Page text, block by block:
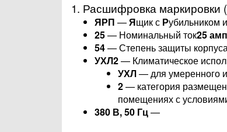
1. Расшифровка
ЯРП —Ящик с Рубильником и
25— Номинальный ток25
54— Степень защиты
УХЛ2— Климатическое
УХЛ— для умеренного
2— категория
помещениях с
380 В, 50 Гц—